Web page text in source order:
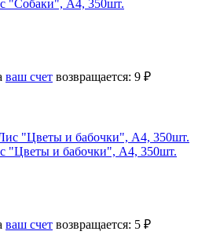
"Собаки", A4, 350шт.
ваш счет возвращается: 9 ₽
"Цветы и бабочки", A4, 350шт.
ваш счет возвращается: 5 ₽